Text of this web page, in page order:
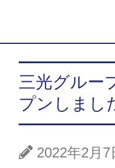
三光グルー
プンしまし
2022年2月7